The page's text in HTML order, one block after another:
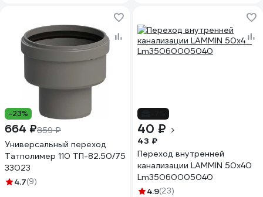
-23%
664 ₽859 ₽
Универсальный переход
Татполимер 110 ТП-82.50/75
33023
4.7(9)
40 ₽
43 ₽
Переход внутренней
канализации LAMMIN 50х40
Lm35060005040
4.9(23)